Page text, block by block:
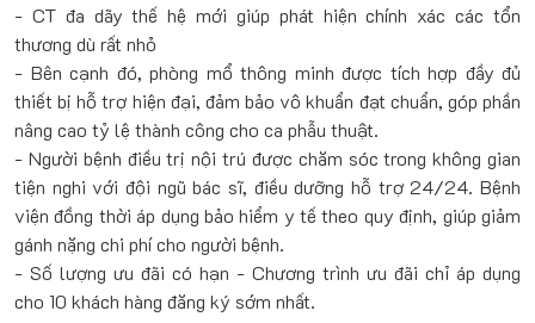
- CT đa dãy thế hệ mới giúp phát hiện chính xác các tổn
thương dù rất nhỏ
- Bên cạnh đó, phòng mổ thông minh được tích hợp đầy đủ
thiết bị hỗ trợ hiện đại, đảm bảo vô khuẩn đạt chuẩn, góp phần
nâng cao tỷ lệ thành công cho ca phẫu thuật.
- Người bệnh điều trị nội trú được chăm sóc trong không gian
tiện nghi với đội ngũ bác sĩ, điều dưỡng hỗ trợ 24/24. Bệnh
viện đồng thời áp dụng bảo hiểm y tế theo quy định, giúp giảm
gánh nặng chi phí cho người bệnh.
- Số lượng ưu đãi có hạn - Chương trình ưu đãi chỉ áp dụng
cho 10 khách hàng đăng ký sớm nhất.